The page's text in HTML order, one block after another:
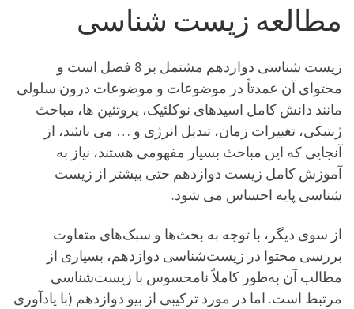
مطالعه زیست شناسی
زیست شناسی دوازدهم مشتمل بر 8 فصل است و
محتوای آن عمدتاً در موضوعات و موضوعات درون سلولی
مانند دانش کامل اسیدهای نوکلئیک، پروتئین ها، مباحث
ژنتیکی، تغییرات زمان، تبدیل انرژی و … می باشد، از
آنجایی که این مباحث بسیار مفهومی هستند، نیاز به
آموزش کامل زیست دوازدهم حتی بیشتر از زیست
شناسی پایه احساس می شود.
از سوی دیگر، با توجه به بحث‌ها و سبک‌های متفاوت
بررسی محتوا در زیست‌شناسی دوازدهم، بسیاری از
مطالب آن به‌طور کاملاً نامحسوس با زیست‌شناسی
مرتبط است. اما در مورد ترکیبی از بیو دوازدهم (با یادآوری